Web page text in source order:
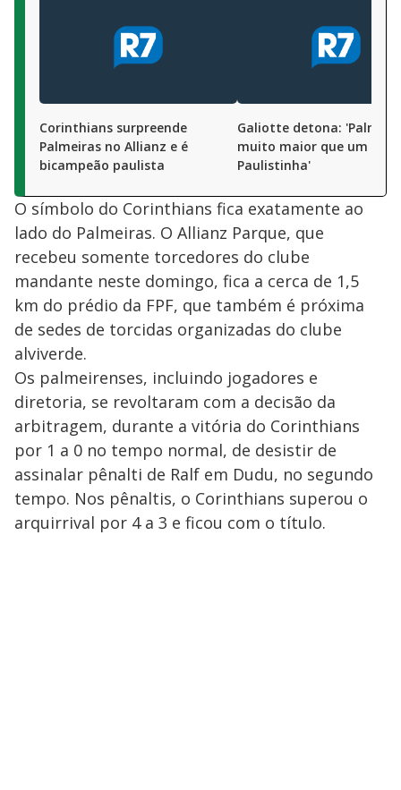
Corinthians surpreende
Palmeiras no Allianz e é
bicampeão paulista
Galiotte detona:
muito maior que um
Paulistinha'
O símbolo do Corinthians fica exatamente ao
lado do Palmeiras. O Allianz Parque, que
recebeu somente torcedores do clube
mandante neste domingo, fica a cerca de 1,5
km do prédio da FPF, que também é próxima
de sedes de torcidas organizadas do clube
alviverde.
Os palmeirenses, incluindo jogadores e
diretoria, se revoltaram com a decisão da
arbitragem, durante a vitória do Corinthians
por 1 a 0 no tempo normal, de desistir de
assinalar pênalti de Ralf em Dudu, no segundo
tempo. Nos pênaltis, o Corinthians superou o
arquirrival por 4 a 3 e ficou com o título.